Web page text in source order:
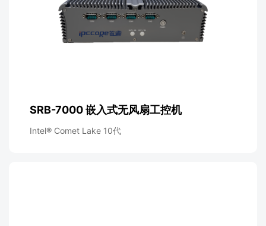
SRB-7000 嵌入式无风扇工控机
Intel® Comet Lake 10代